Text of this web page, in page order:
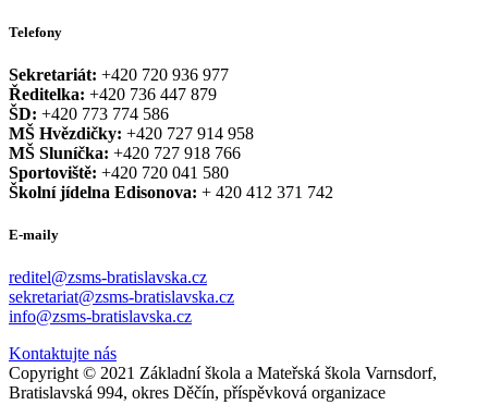
Telefony
Sekretariát: +420 720 936 977
Ředitelka: +420 736 447 879
ŠD: +420 773 774 586
MŠ Hvězdičky: +420 727 914 958
MŠ Sluníčka: +420 727 918 766
Sportoviště: +420 720 041 580
Školní jídelna Edisonova: + 420 412 371 742
E-maily
reditel@zsms-bratislavska.cz
sekretariat@zsms-bratislavska.cz
info@zsms-bratislavska.cz
Kontaktujte nás
Copyright © 2021 Základní škola a Mateřská škola Varnsdorf,
Bratislavská 994, okres Děčín, příspěvková organizace